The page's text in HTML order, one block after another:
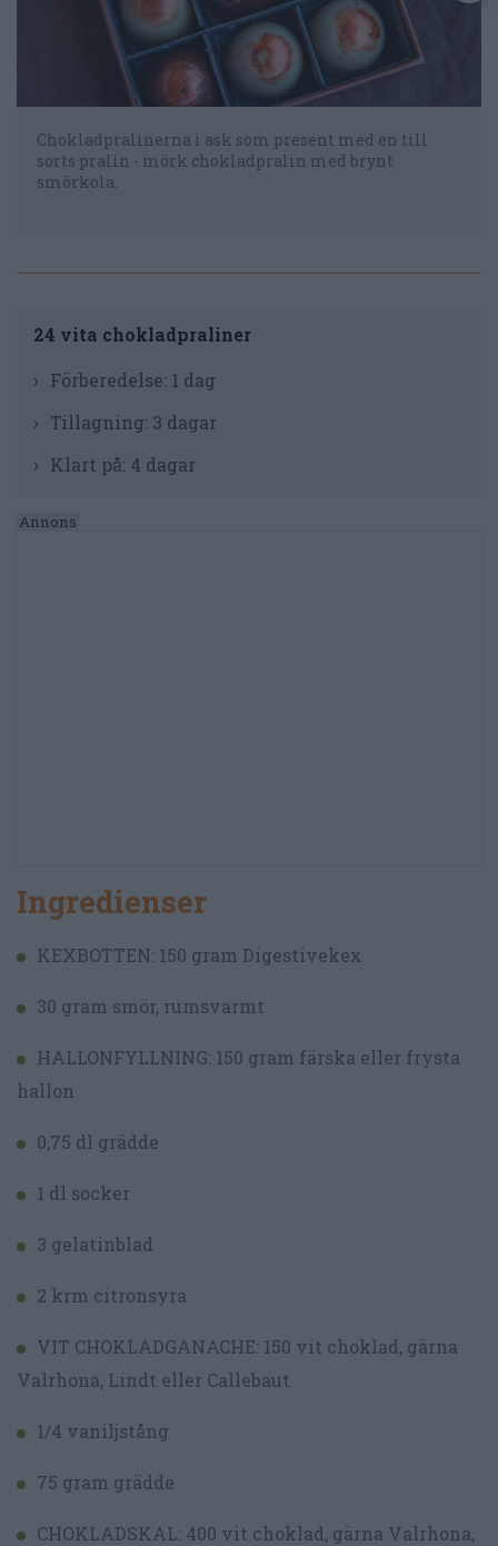
Chokladpralinerna i ask som present med en till
sorts pralin - mörk chokladpralin med brynt
smörkola.
24 vita chokladpraliner
Förberedelse: 1 dag
Tillagning: 3 dagar
Klart på: 4 dagar
Ingredienser
KEXBOTTEN: 150 gram Digestivekex
30 gram smör, rumsvarmt
HALLONFYLLNING: 150 gram färska eller frysta
hallon
0,75 dl grädde
1 dl socker
3 gelatinblad
2 krm citronsyra
VIT CHOKLADGANACHE: 150 vit choklad, gärna
Valrhona, Lindt eller Callebaut
1/4 vaniljstång
75 gram grädde
CHOKLADSKAL: 400 vit choklad, gärna Valrhona,